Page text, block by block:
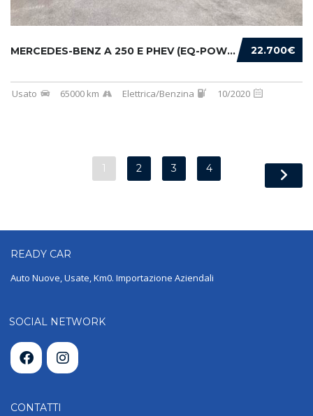
22.700€
MERCEDES-BENZ A 250 E PHEV (EQ-POWER) PREMIU...
Usato 65000 km Elettrica/Benzina 10/2020
1 2 3 4
READY CAR
Auto Nuove, Usate, Km0. Importazione Aziendali
SOCIAL NETWORK
CONTATTI